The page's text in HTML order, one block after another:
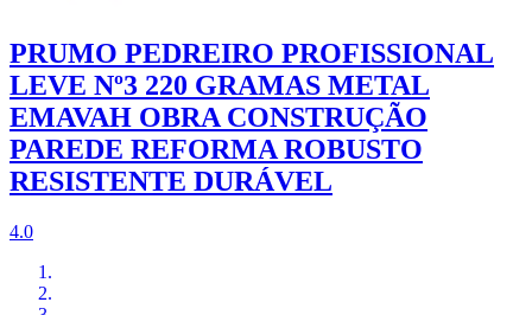
PRUMO PEDREIRO PROFISSIONAL
LEVE Nº3 220 GRAMAS METAL
EMAVAH OBRA CONSTRUÇÃO
PAREDE REFORMA ROBUSTO
RESISTENTE DURÁVEL
4.0